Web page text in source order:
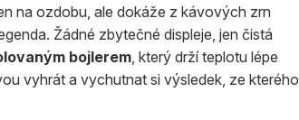
na ozdobu, ale dokáže z kávových zrn
Žádné zbytečné displeje, jen čistá
bojlerem , který drží teplotu lépe
vyhrát a vychutnat si výsledek, ze kterého